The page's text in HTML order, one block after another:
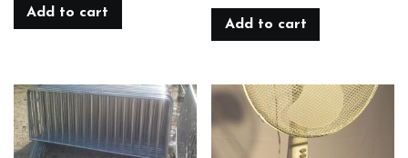
Add to cart
Add to cart